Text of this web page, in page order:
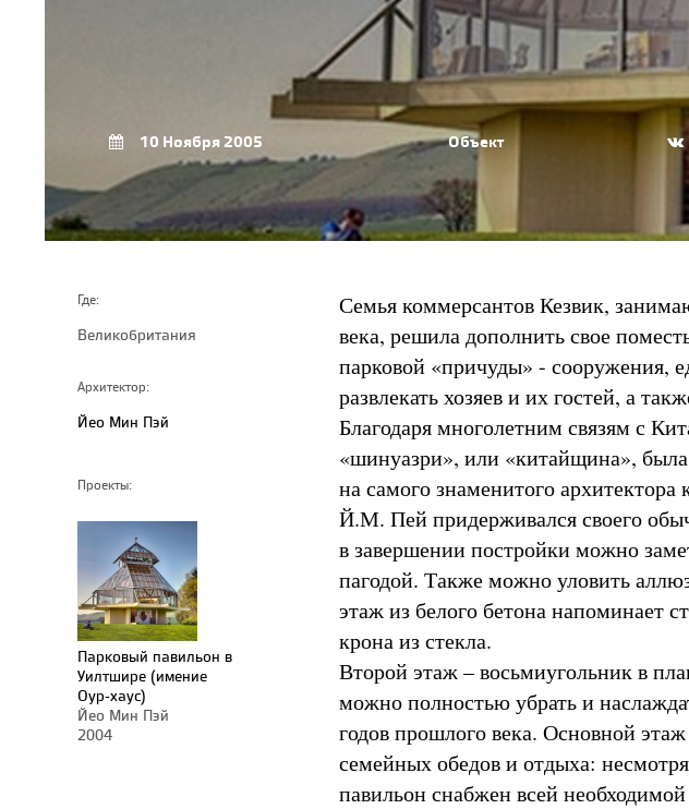
10 Ноября 2005 Объект
Где:
Великобритания
Архитектор:
Йео Мин Пэй
Проекты:
Парковый павильон в
Уилтшире (имение
Оур-хаус)
Йео Мин Пэй
2004
Семья коммерсантов Кезвик,
века, решила дополнить свое
парковой «причуды» - сооружения,
развлекать хозяев и их гостей, а
Благодаря многолетним связям с
«шинуазри», или «китайщина»,
на самого знаменитого
Й.М. Пей придерживался своего
в завершении постройки можно
пагодой. Также можно уловить
этаж из белого бетона напоминает
крона из стекла.
Второй этаж – восьмиугольник в
можно полностью убрать и
годов прошлого века. Основной
семейных обедов и отдыха:
павильон снабжен всей